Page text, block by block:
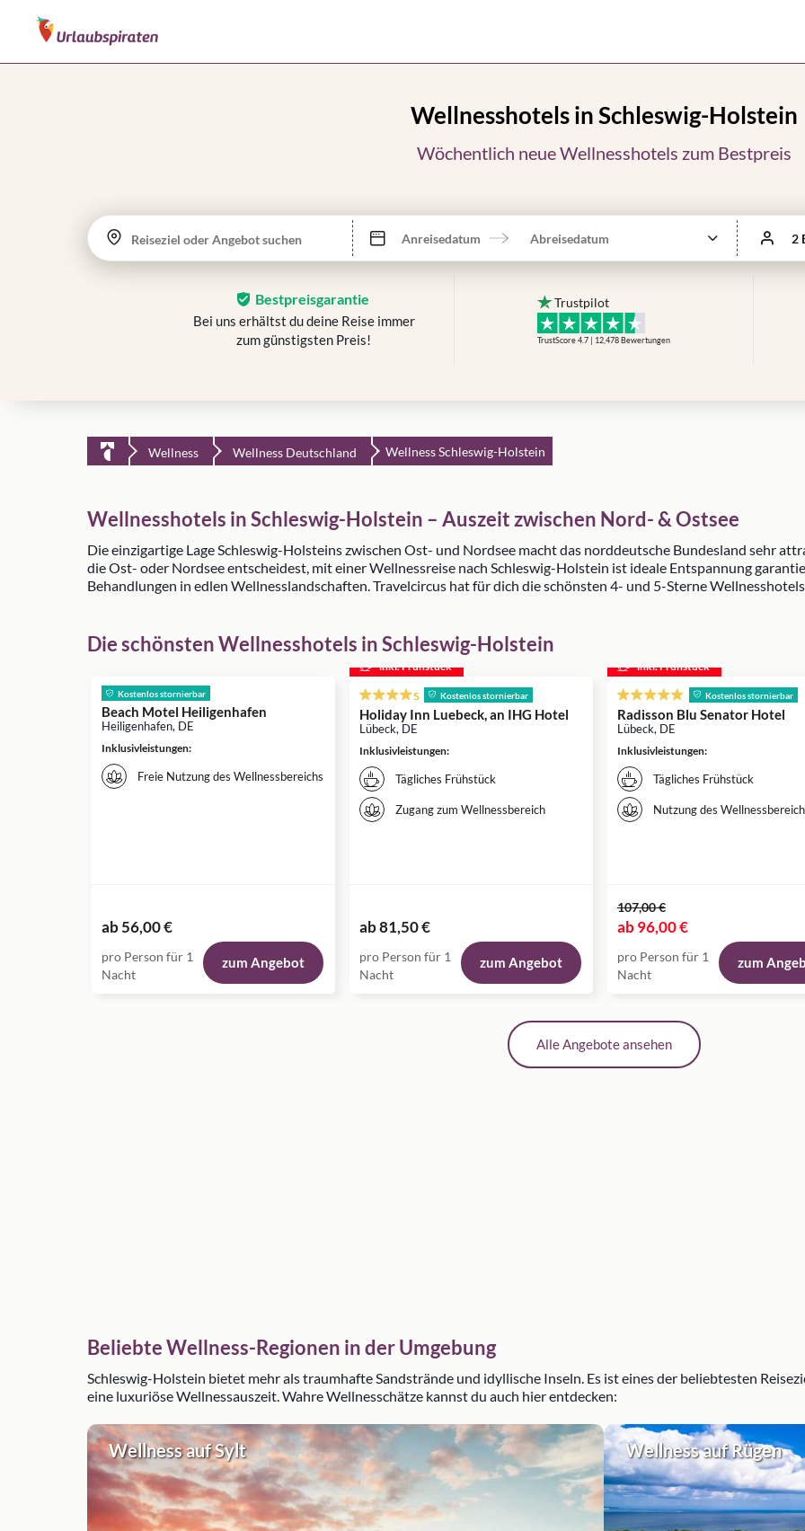
Wellnesshotels in Schleswig-Holstein
Wöchentlich neue Wellnesshotels zum Bestpreis
Reiseziel oder Angebot suchen Anreisedatum Abreisedatum 2
Bestpreisgarantie
Bei uns erhältst du deine Reise immer
zum günstigsten Preis!
Trustpilot
TrustScore 4.7 | 12,478Bewertungen
Wellness Wellness Deutschland Wellness Schleswig-Holstein
Wellnesshotels in Schleswig-Holstein – Auszeit zwischen Nord- & Ostsee
Die einzigartige Lage Schleswig-Holsteins zwischen Ost- und Nordsee macht das norddeutsche Bundesland sehr
die Ost- oder Nordsee entscheidest, mit einer Wellnessreise nach Schleswig-Holstein ist ideale Entspannung
Behandlungen in edlen Wellnesslandschaften. Travelcircus hat für dich die schönsten 4- und 5-Sterne
Die schönsten Wellnesshotels in Schleswig-Holstein
Kostenlos stornierbar
Beach Motel Heiligenhafen
Heiligenhafen, DE
Inklusivleistungen:
Freie Nutzung des Wellnessbereichs
ab56,00 €
pro Person für 1
Nacht
zum Angebot
inkl. Frühstück
s Kostenlos stornierbar
Holiday Inn Luebeck, an IHG Hotel
Lübeck, DE
Inklusivleistungen:
Tägliches Frühstück
Zugang zum Wellnessbereich
ab81,50 €
pro Person für 1
Nacht
zum Angebot
inkl. Frühstück
Kostenlos stornierbar
Radisson Blu Senator Hotel
Lübeck, DE
Inklusivleistungen:
Tägliches Frühstück
Nutzung des
107,00 €
ab96,00 €
pro Person für 1
Nacht
zum
Alle Angebote ansehen
Beliebte Wellness-Regionen in der Umgebung
Schleswig-Holstein bietet mehr als traumhafte Sandstrände und idyllische Inseln. Es ist eines der beliebtesten
eine luxuriöse Wellnessauszeit. Wahre Wellnesschätze kannst du auch hier entdecken:
Wellness auf Sylt Wellness auf Rügen